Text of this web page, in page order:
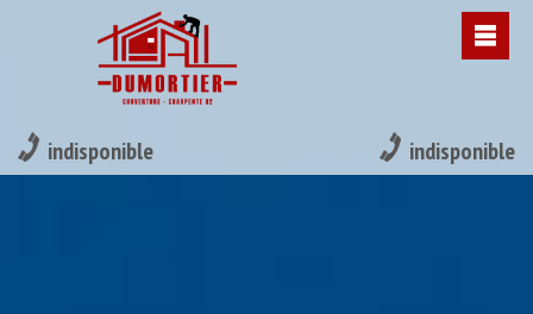
indisponible indisponible